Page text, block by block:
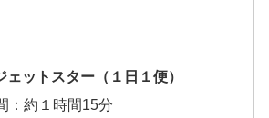
ェットスター（１日１便）
：約１時間15分